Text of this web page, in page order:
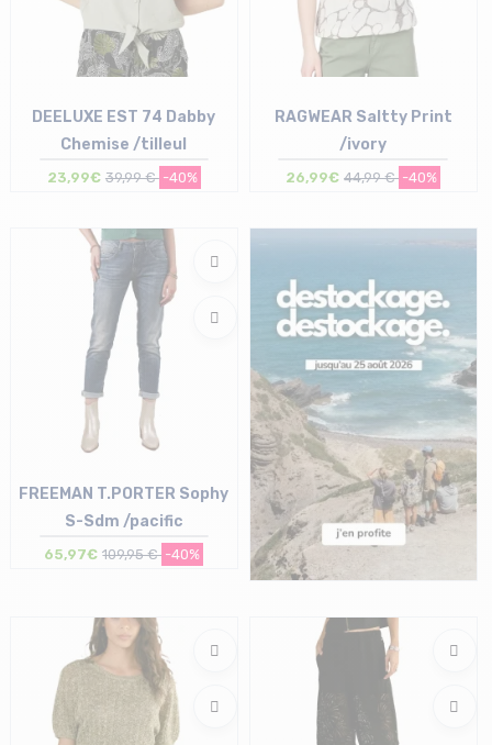
L
DEELUXE EST 74 Dabby
Chemise /tilleul
23,99€ 39,99 € -40%
RAGWEAR Saltty Print
/ivory
26,99€ 44,99 € -40%
XS | S | L
FREEMAN T.PORTER Sophy
S-Sdm /pacific
65,97€ 109,95 € -40%